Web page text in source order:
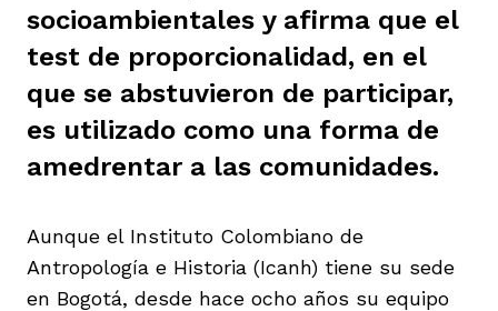
socioambientales y afirma que el
test de proporcionalidad, en el
que se abstuvieron de participar,
es utilizado como una forma de
amedrentar a las comunidades.
Aunque el Instituto Colombiano de
Antropología e Historia (Icanh) tiene su sede
en Bogotá, desde hace ocho años su equipo
2023
Baja
nuestro contenido